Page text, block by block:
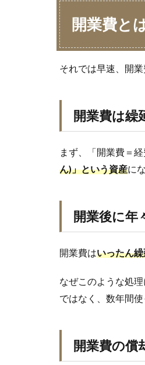
開業費と
それでは早速、開
開業費は繰
まず、「開業費＝
ん)」という資産に
開業後に年
開業費はいったん
なぜこのような処
ではなく、数年間
開業費の償